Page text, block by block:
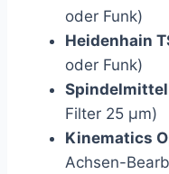
oder Funk)
Heidenhain
oder Funk)
Filter 25 μm)
Kinematics
Achsen-